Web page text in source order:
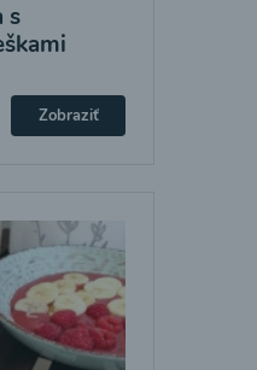
s
Zobraziť